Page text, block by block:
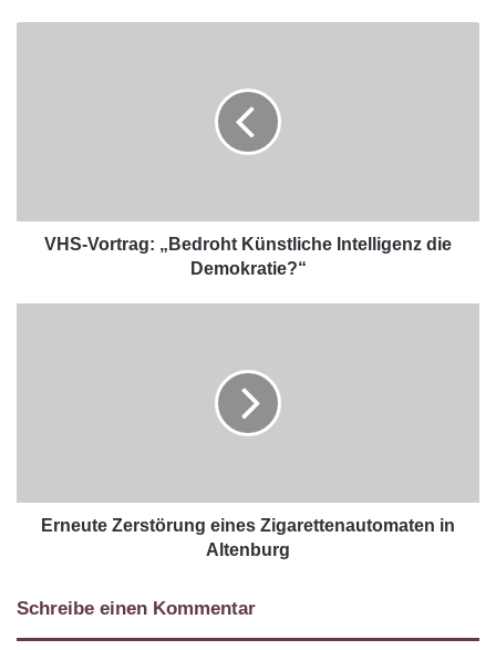
VHS-Vortrag: „Bedroht Künstliche Intelligenz die
Demokratie?“
Erneute Zerstörung eines Zigarettenautomaten in
Altenburg
Schreibe einen Kommentar